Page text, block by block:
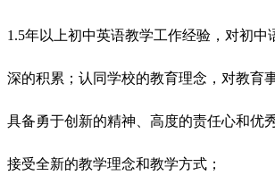
1.5年以上初中英语教学工作经验，对初中
深的积累；认同学校的教育理念，对教育
具备勇于创新的精神、高度的责任心和优
接受全新的教学理念和教学方式；